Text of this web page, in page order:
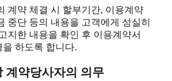
계약 체결 시 할부기간, 이용계약
중단 등의 내용을 고객에게 성실히
지한 내용을 확인 후 이용계약서
하도록 합니다.
계약당사자의 의무